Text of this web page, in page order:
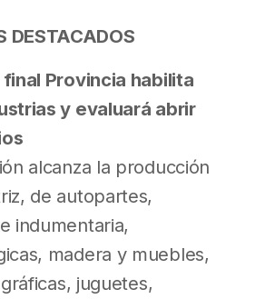
DESTACADOS
final Provincia habilita
y evaluará abrir
alcanza la producción
de autopartes,
indumentaria,
madera y muebles,
juguetes,